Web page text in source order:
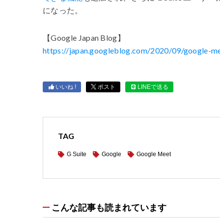
になった。
【Google Japan Blog】
https://japan.googleblog.com/2020/09/google-
いいね ! ポスト LINEで送る
TAG
G Suite Google Google Meet
こんな記事も読まれています